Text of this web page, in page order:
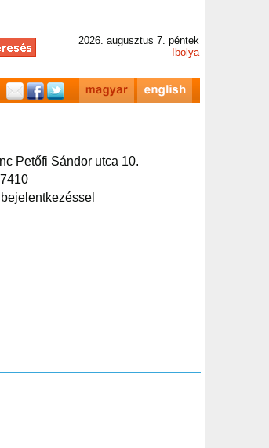
2026. augusztus 7. péntek
Ibolya
Petőfi Sándor utca 10.